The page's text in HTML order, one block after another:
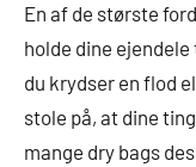
En af de største
holde dine
du krydser en flod
stole på, at dine
mange dry bags